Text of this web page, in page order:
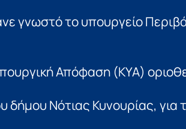
γνωστό το υπουργείο
Απόφαση (ΚΥΑ)
δήμου Νότιας Κυνουρίας, για